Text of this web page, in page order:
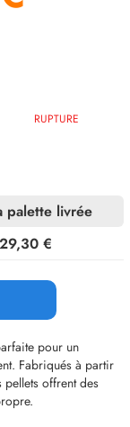
RUPTURE
palette livrée
€
pour un
Fabriqués à partir
offrent des